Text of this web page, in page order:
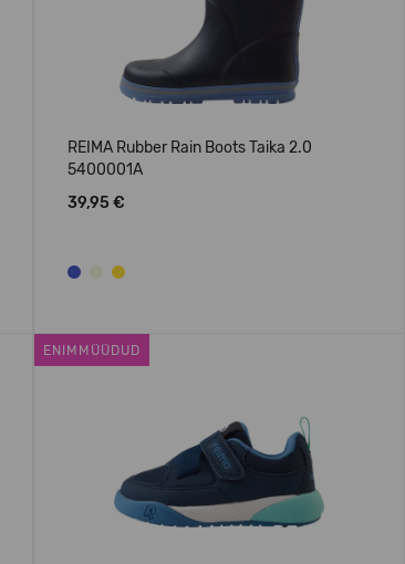
REIMA Rubber Rain Boots Taika 2.0
5400001A
39,95 €
ENIMMÜÜDUD